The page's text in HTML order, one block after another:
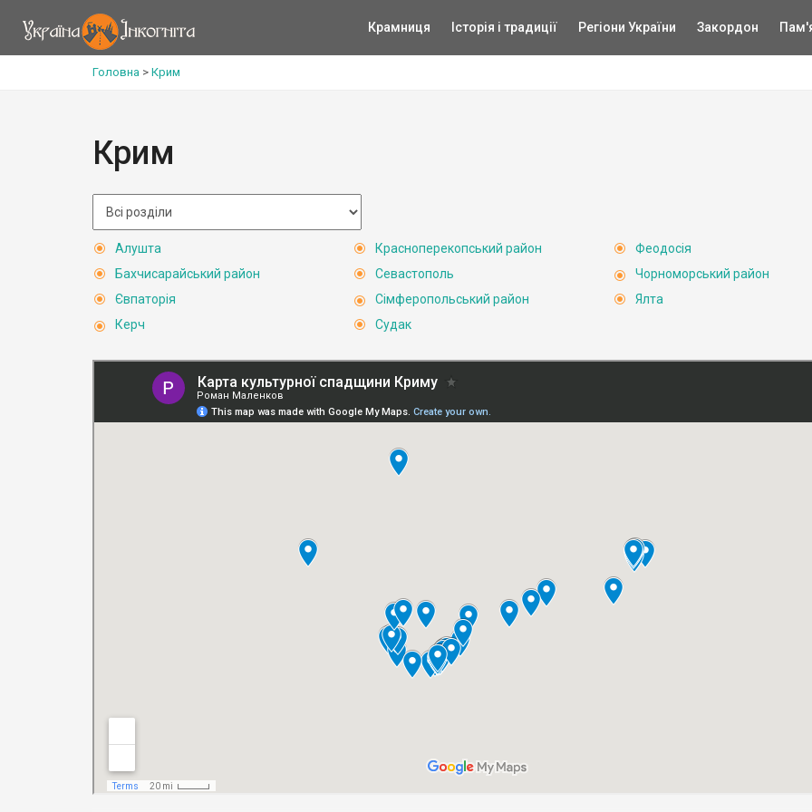
Крамниця Історія і традиції Регіони України Закордон
Головна > Крим
Крим
Алушта
Бахчисарайський район
Євпаторія
Керч
Красноперекопський район
Севастополь
Сімферопольський район
Судак
Феодосія
Чорноморський район
Ялта